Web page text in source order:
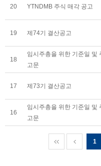
20 YTNDMB 주식 매각 공고
19 제74기 결산공고
18
임시주총을 위한 기준일 및
고문
17 제73기 결산공고
16
임시주총을 위한 기준일 및
고문
1